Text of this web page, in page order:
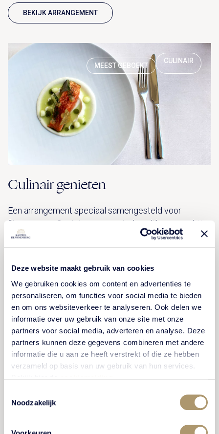
Deze website maakt gebruik van cookies
We gebruiken cookies om content en advertenties te
personaliseren, om functies voor social media te bieden
en om ons websiteverkeer te analyseren. Ook delen we
informatie over uw gebruik van onze site met onze
partners voor social media, adverteren en analyse. Deze
partners kunnen deze gegevens combineren met andere
informatie die u aan ze heeft verstrekt of die ze hebben
verzameld op basis van uw gebruik van hun services.
Noodzakelijk
BEKIJK ARRANGEMENT
MEEST GEBOEKT
CULINAIR
Culinair genieten
Een arrangement speciaal samengesteld voor
fijnproevers. Geniet van een prinsheerlijk overnachting
in een deluxe kamer en een 5-gangendiner in
Restaurant De Vanenburg.
BEKIJK ARRANGEMENT
CULINAIR